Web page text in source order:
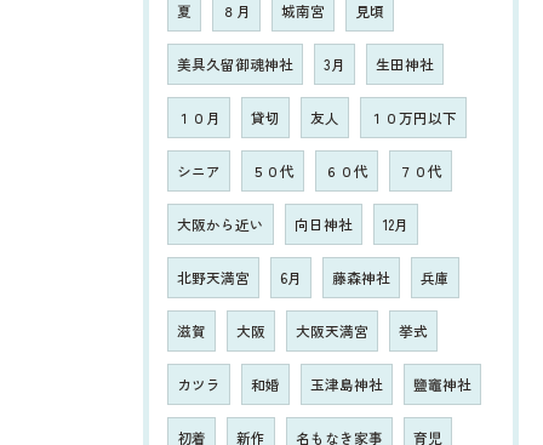
夏 ８月 城南宮 見頃
美具久留御魂神社 3月 生田神社
１０月 貸切 友人 １０万円以下
シニア ５０代 ６０代 ７０代
大阪から近い 向日神社 12月
北野天満宮 6月 藤森神社 兵庫
滋賀 大阪 大阪天満宮 挙式
カツラ 和婚 玉津島神社 鹽竈神社
初着 新作 名もなき家事 育児